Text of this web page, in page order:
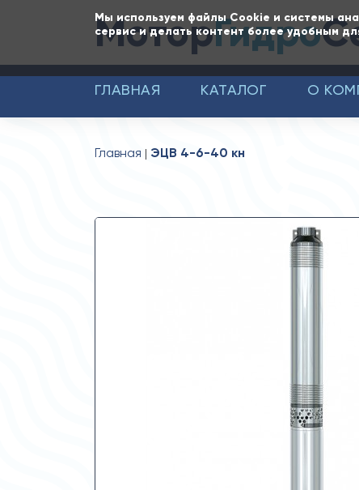
Мы используем файлы Cookie и системы
сервис и делать контент более удобным
МоторГидро
ГЛАВНАЯ КАТАЛОГ О
Главная ЭЦВ 4-6-40 кн